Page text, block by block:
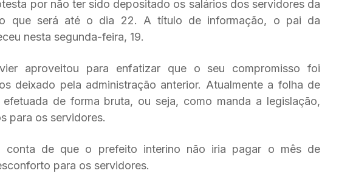
por não ter sido depositado os salários dos servidores da
que será até o dia 22. A título de informação, o pai da
nesta segunda-feira, 19.
aproveitou para enfatizar que o seu compromisso foi
deixado pela administração anterior. Atualmente a folha de
de forma bruta, ou seja, como manda a legislação,
para os servidores.
conta de que o prefeito interino não iria pagar o mês de
para os servidores.